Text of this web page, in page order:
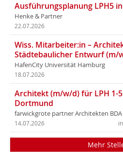
Ausführungsplanung LPH5
Henke & Partner
22.07.2026
Wiss. Mitarbeiter:in –
Städtebaulicher Entwurf (m/
HafenCity Universität Hamburg
18.07.2026
Architekt (m/w/d) für LPH 1-
Dortmund
farwickgrote partner Architekten
14.07.2026
Mehr